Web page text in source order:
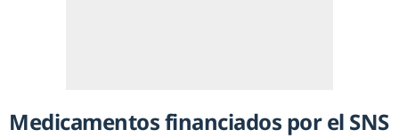
Medicamentos financiados por el SNS